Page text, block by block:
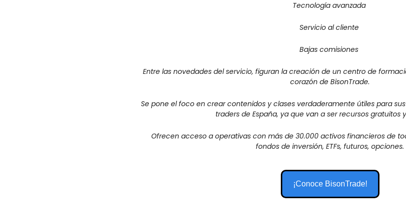
Tecnología avanzada
Servicio al cliente
Bajas comisiones
Entre las novedades del servicio, figuran la creación de un centro de
corazón de BisonTrade.
Se pone el foco en crear contenidos y clases verdaderamente útiles para
traders de España, ya que van a ser recursos gratuitos
Ofrecen acceso a operativas con más de 30.000 activos financieros de
fondos de inversión, ETFs, futuros, opciones.
¡Conoce BisonTrade!